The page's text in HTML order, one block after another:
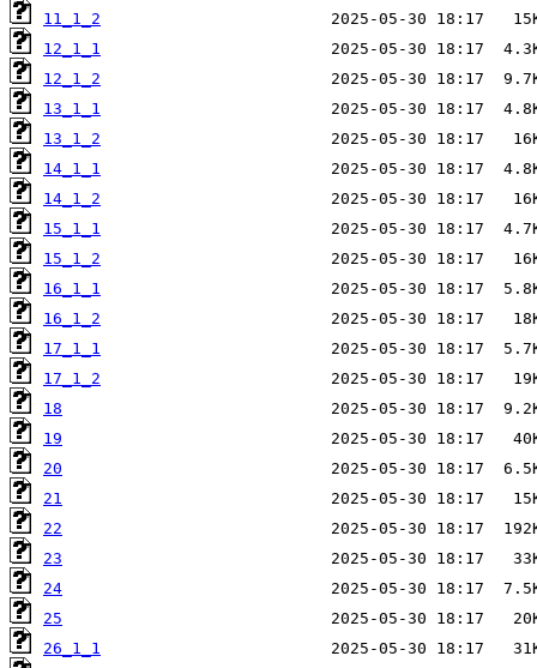
11_1_2
12_1_1
12_1_2
13_1_1
13_1_2
14_1_1
14_1_2
15_1_1
15_1_2
16_1_1
16_1_2
17_1_1
17_1_2
18
19
20
21
22
23
24
25
26_1_1